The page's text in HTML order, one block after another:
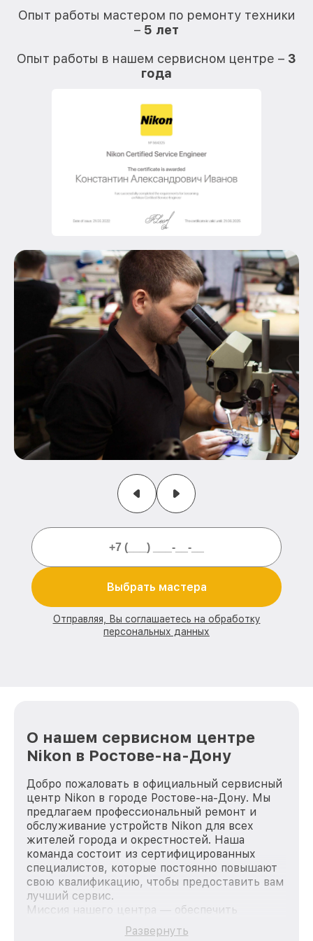
Опыт работы мастером по ремонту техники
– 5 лет
Опыт работы в нашем сервисном центре – 3
года
Выбрать мастера
Отправляя, Вы соглашаетесь на обработку
персональных данных
О нашем сервисном центре
Nikon в Ростове-на-Дону
Добро пожаловать в официальный сервисный
центр Nikon в городе Ростове-на-Дону. Мы
предлагаем профессиональный ремонт и
обслуживание устройств Nikon для всех
жителей города и окрестностей. Наша
команда состоит из сертифицированных
специалистов, которые постоянно повышают
свою квалификацию, чтобы предоставить вам
лучший сервис.
Миссия нашего центра — обеспечить
качественный и доступный ремонт для
каждого пользователя продукции Nikon, вне
Развернуть